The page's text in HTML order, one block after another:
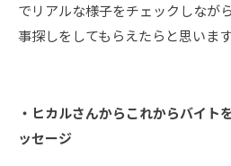
でリアルな様子をチェックしなが
事探しをしてもらえたらと思いま
・ヒカルさんからこれからバイト
ッセージ